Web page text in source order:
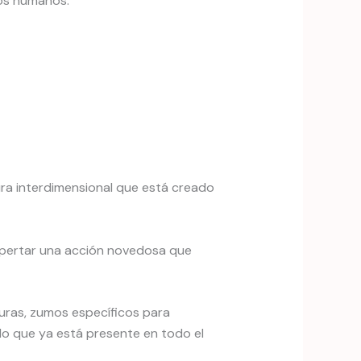
interdimensional que está creado
una acción novedosa que
zumos específicos para
que ya está presente en todo el